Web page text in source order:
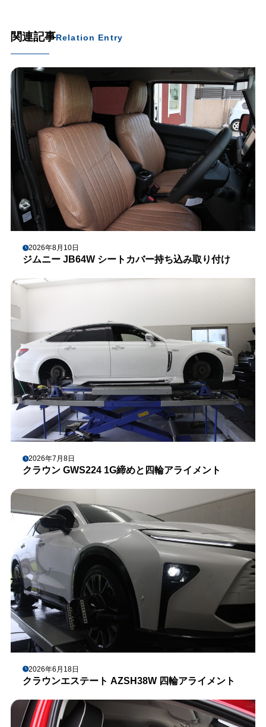
関連記事Relation Entry
2026年8月10日
ジムニー JB64W シートカバー持ち込み取り付け
2026年7月8日
クラウン GWS224 1G締めと四輪アライメント
2026年6月18日
クラウンエステート AZSH38W 四輪アライメント